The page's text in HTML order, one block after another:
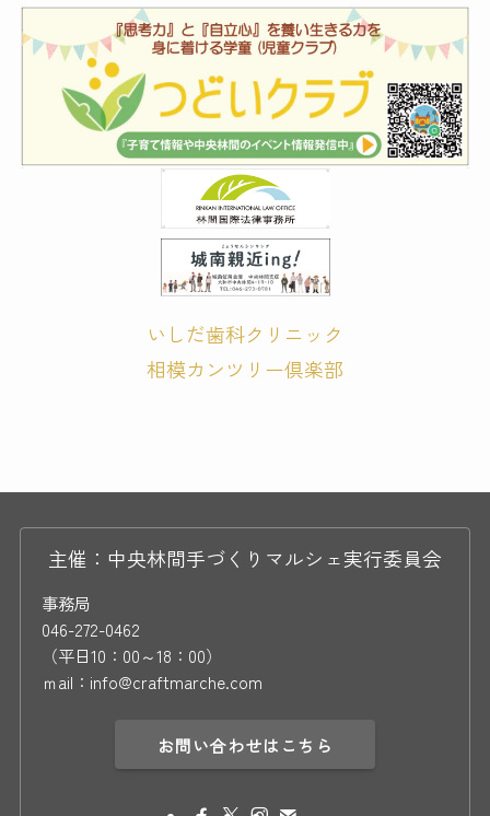
いしだ歯科クリニック
相模カンツリー倶楽部
主催：中央林間手づくりマルシェ実行委員会
事務局
046-272-0462
（平日10：00～18：00）
ｍail：info@craftmarche.com
お問い合わせはこちら